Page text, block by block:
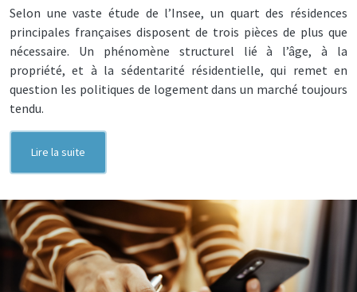
Selon une vaste étude de l’Insee, un quart des résidences
principales françaises disposent de trois pièces de plus que
nécessaire. Un phénomène structurel lié à l’âge, à la
propriété, et à la sédentarité résidentielle, qui remet en
question les politiques de logement dans un marché toujours
tendu.
Lire la suite